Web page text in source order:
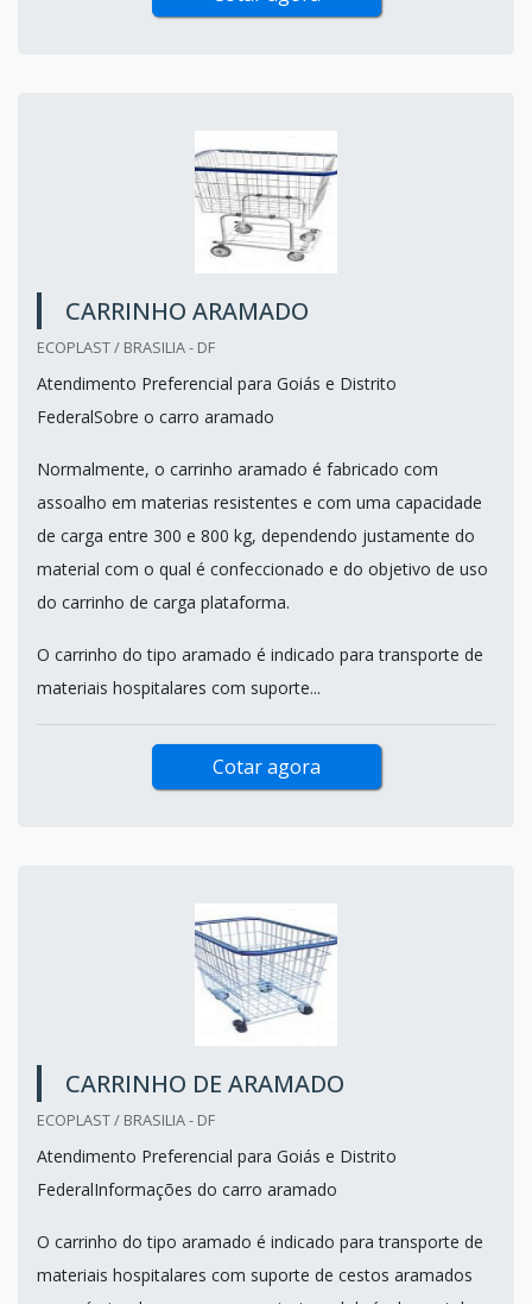
CARRINHO ARAMADO
ECOPLAST / BRASILIA - DF
Atendimento Preferencial para Goiás e Distrito
FederalSobre o carro aramado
Normalmente, o carrinho aramado é fabricado com
assoalho em materias resistentes e com uma capacidade
de carga entre 300 e 800 kg, dependendo justamente do
material com o qual é confeccionado e do objetivo de uso
do carrinho de carga plataforma.
O carrinho do tipo aramado é indicado para transporte de
materiais hospitalares com suporte...
Cotar agora
CARRINHO DE ARAMADO
ECOPLAST / BRASILIA - DF
Atendimento Preferencial para Goiás e Distrito
FederalInformações do carro aramado
O carrinho do tipo aramado é indicado para transporte de
materiais hospitalares com suporte de cestos aramados